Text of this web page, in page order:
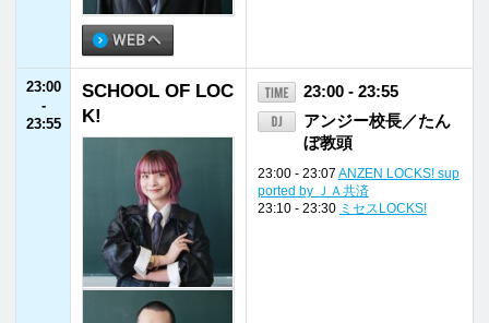
パーソナリティ
ローカル
プログラム
福井県内
イベント情報
会社概要 放送番組基準
後援・協賛願い
個人情報
保護方針
採用情報 お問い合わせ